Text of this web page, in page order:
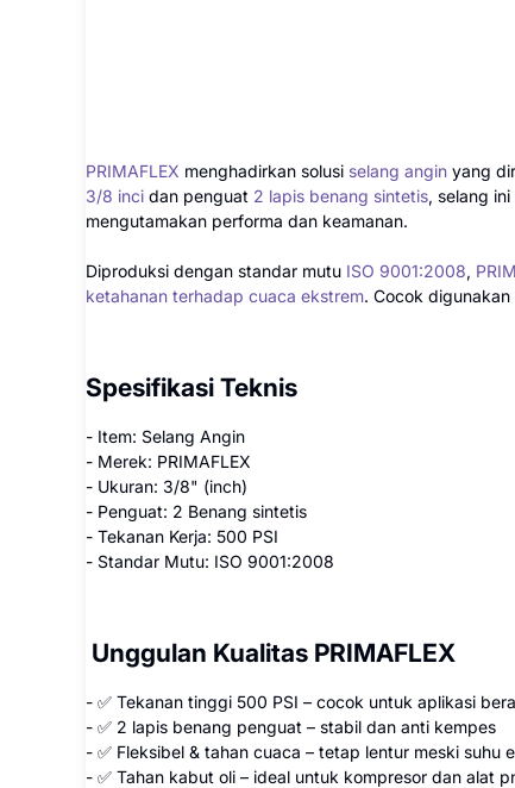
PRIMAFLEX menghadirkan solusi selang angin yang
3/8 inci dan penguat 2 lapis benang sintetis, selang
mengutamakan performa dan keamanan.
Diproduksi dengan standar mutu ISO 9001:2008,
ketahanan terhadap cuaca ekstrem. Cocok digunakan
Spesifikasi Teknis
- Item: Selang Angin
- Merek: PRIMAFLEX
- Ukuran: 3/8" (inch)
- Penguat: 2 Benang sintetis
- Tekanan Kerja: 500 PSI
- Standar Mutu: ISO 9001:2008
Unggulan Kualitas PRIMAFLEX
- ✅ Tekanan tinggi 500 PSI – cocok untuk aplikasi
- ✅ 2 lapis benang penguat – stabil dan anti kempes
- ✅ Fleksibel & tahan cuaca – tetap lentur meski suhu
- ✅ Tahan kabut oli – ideal untuk kompresor dan alat